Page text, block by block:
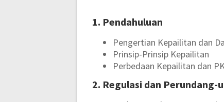
1. Pendahuluan
Pengertian Kepailitan dan
Prinsip-Prinsip Kepailitan
Perbedaan Kepailitan dan
2. Regulasi dan Perundang-